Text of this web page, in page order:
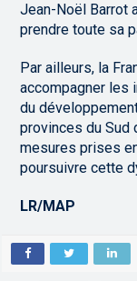
Jean-Noël Barrot
prendre toute sa
Par ailleurs, la
accompagner les
du
provinces du Sud
mesures prises
poursuivre cette
LR/MAP